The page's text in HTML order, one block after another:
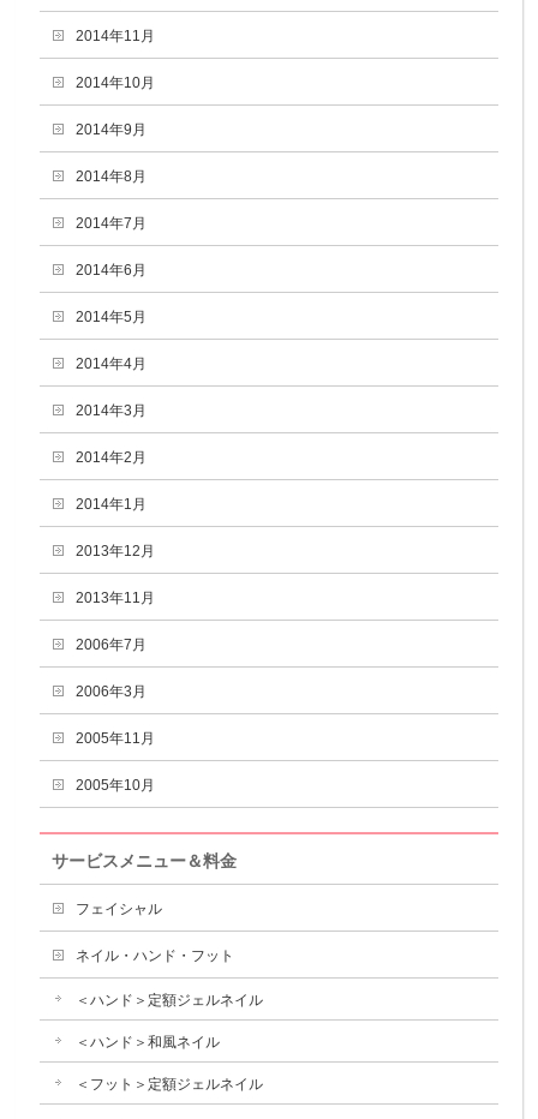
2014年11月
2014年10月
2014年9月
2014年8月
2014年7月
2014年6月
2014年5月
2014年4月
2014年3月
2014年2月
2014年1月
2013年12月
2013年11月
2006年7月
2006年3月
2005年11月
2005年10月
サービスメニュー＆料金
フェイシャル
ネイル・ハンド・フット
＜ハンド＞定額ジェルネイル
＜ハンド＞和風ネイル
＜フット＞定額ジェルネイル